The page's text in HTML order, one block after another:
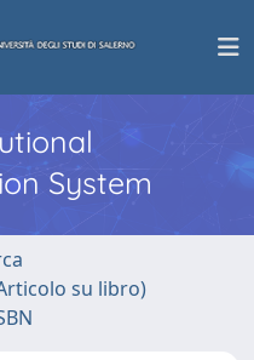
System
su libro)